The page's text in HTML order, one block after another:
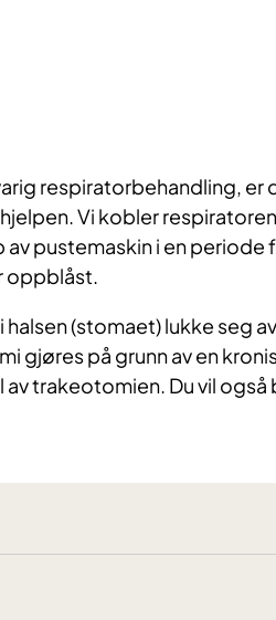
respiratorbehandling, er
Vi kobler
pustemaskin i en periode
oppblåst.
(stomaet) lukke seg
gjøres på grunn av en
trakeotomien. Du vil også